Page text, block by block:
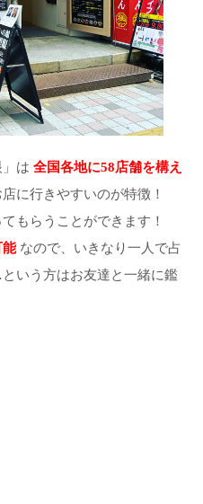
は 全国各地に58店舗を構え
に行きやすいのが特徴！
もらうことができます！
能なので、いきなり一人で占
いう方はお友達と一緒に鑑